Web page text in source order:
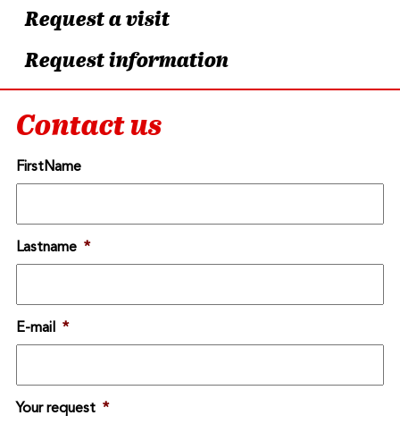
Request a visit
Request information
Contact us
FirstName
Lastname *
E-mail *
Your request *